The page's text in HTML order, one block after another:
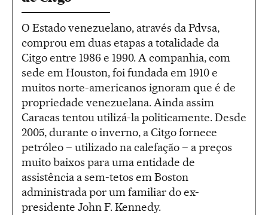
O Estado venezuelano, através da Pdvsa,
comprou em duas etapas a totalidade da
Citgo entre 1986 e 1990. A companhia, com
sede em Houston, foi fundada em 1910 e
muitos norte-americanos ignoram que é de
propriedade venezuelana. Ainda assim
Caracas tentou utilizá-la politicamente. Desde
2005, durante o inverno, a Citgo fornece
petróleo – utilizado na calefação – a preços
muito baixos para uma entidade de
assistência a sem-tetos em Boston
administrada por um familiar do ex-
presidente John F. Kennedy.